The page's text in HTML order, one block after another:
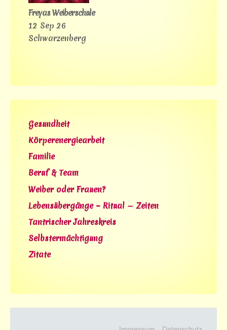
Freyas Weiberschule
12 Sep 26
Schwarzenberg
Gesundheit
Körperenergiearbeit
Familie
Beruf & Team
Weiber oder Frauen?
Lebensübergänge – Ritual ∼ Zeiten
Tantrischer Jahreskreis
Selbstermächtigung
Zitate